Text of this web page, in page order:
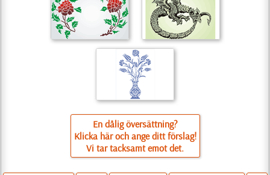
En dålig översättning?
Klicka här och ange ditt förslag!
Vi tar tacksamt emot det.